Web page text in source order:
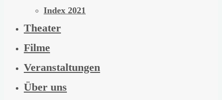
Index 2021
Theater
Filme
Veranstaltungen
Über uns